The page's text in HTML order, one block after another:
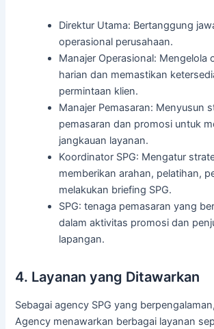
Direktur Utama: Bertanggung
operasional perusahaan.
Manajer Operasional: Mengelola
harian dan memastikan
permintaan klien.
Manajer Pemasaran: Menyusun
pemasaran dan promosi untuk
jangkauan layanan.
Koordinator SPG: Mengatur
memberikan arahan, pelatihan,
melakukan briefing SPG.
SPG: tenaga pemasaran yang
dalam aktivitas promosi dan
lapangan.
4. Layanan yang Ditawarkan
Sebagai agency SPG yang
Agency menawarkan berbagai layanan